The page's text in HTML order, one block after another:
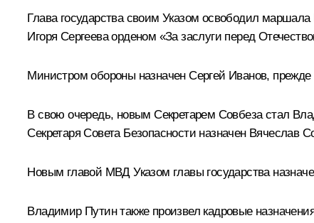
Глава государства своим Указом освободил
Игоря Сергеева орденом «За заслуги перед
Министром обороны назначен Сергей Иванов,
В свою очередь, новым Секретарем Совбеза стал
Секретаря Совета Безопасности назначен Вячеслав
Новым главой МВД Указом главы государства
Владимир Путин также произвел кадровые